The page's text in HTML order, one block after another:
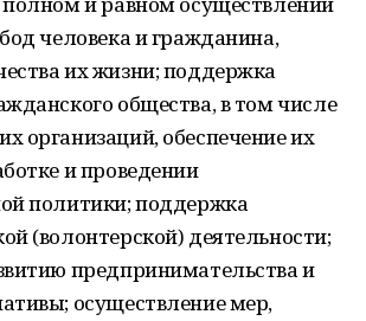
человека и гражданина,
их жизни; поддержка
общества, в том числе
организаций, обеспечение их
и проведении
политики; поддержка
(волонтерской) деятельности;
предпринимательства и
осуществление мер,